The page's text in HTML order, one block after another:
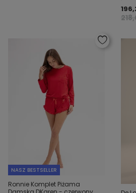
NASZ BESTSELLER
Ronnie Komplet Piżama